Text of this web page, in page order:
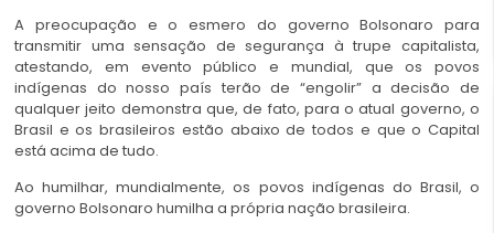
A preocupação e o esmero do governo Bolsonaro para
transmitir uma sensação de segurança à trupe capitalista,
atestando, em evento público e mundial, que os povos
indígenas do nosso país terão de “engolir” a decisão de
qualquer jeito demonstra que, de fato, para o atual governo, o
Brasil e os brasileiros estão abaixo de todos e que o Capital
está acima de tudo.
Ao humilhar, mundialmente, os povos indígenas do Brasil, o
governo Bolsonaro humilha a própria nação brasileira.